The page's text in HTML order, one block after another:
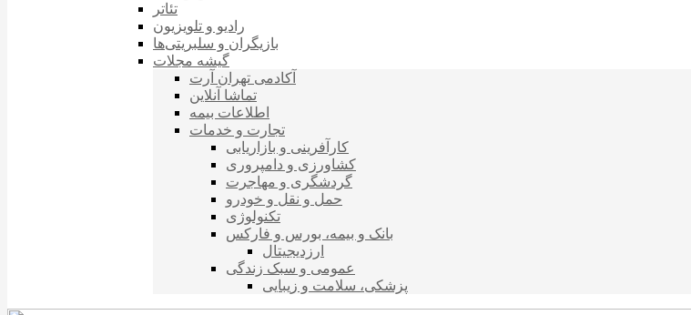
تئاتر
رادیو و تلویزیون
بازیگران و سلبریتی‌ها
گیشه مجلات
آکادمی تهران آرت
تماشا آنلاین
اطلاعات بیمه
تجارت و خدمات
کارآفرینی و بازاریابی
کشاورزی و دامپروری
گردشگری و مهاجرت
حمل و نقل و خودرو
تکنولوژی
بانک و بیمه، بورس و فارکس
ارزدیجیتال
عمومی و سبک زندگی
پزشکی، سلامت و زیبایی